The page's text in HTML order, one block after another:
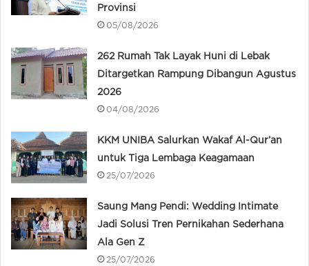
Provinsi
05/08/2026
262 Rumah Tak Layak Huni di Lebak
Ditargetkan Rampung Dibangun Agustus
2026
04/08/2026
KKM UNIBA Salurkan Wakaf Al-Qur’an
untuk Tiga Lembaga Keagamaan
25/07/2026
Saung Mang Pendi: Wedding Intimate
Jadi Solusi Tren Pernikahan Sederhana
Ala Gen Z
25/07/2026